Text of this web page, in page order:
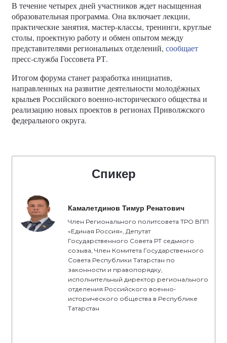
В течение четырех дней участников ждет насыщенная
образовательная программа. Она включает лекции,
практические занятия, мастер-классы, тренинги, круглые
столы, проектную работу и обмен опытом между
представителями региональных отделений, сообщает
пресс-служба Госсовета РТ.
Итогом форума станет разработка инициатив,
направленных на развитие деятельности молодёжных
крыльев Российского военно-исторического общества и
реализацию новых проектов в регионах Приволжского
федерального округа.
Спикер
Камалетдинов Тимур Ренатович
Член Регионального политсовета ТРО ВПП
«Единая Россия», Депутат
Государственного Совета РТ седьмого
созыва, Член Комитета Государственного
Совета Республики Татарстан по
законности и правопорядку,
исполнительный директор регионального
отделения Российского военно-
исторического общества в Республике
Татарстан